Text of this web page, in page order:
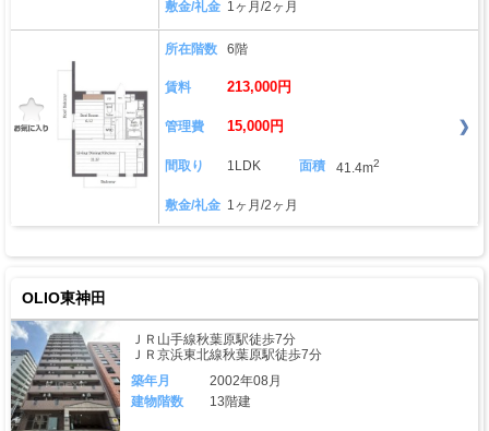
敷金/礼金 1ヶ月/2ヶ月
所在階数 6階
賃料 213,000円
管理費 15,000円
間取り 1LDK 面積 41.4m2
敷金/礼金 1ヶ月/2ヶ月
OLIO東神田
ＪＲ山手線秋葉原駅徒歩7分
ＪＲ京浜東北線秋葉原駅徒歩7分
築年月
2002年08月
建物階数
13階建